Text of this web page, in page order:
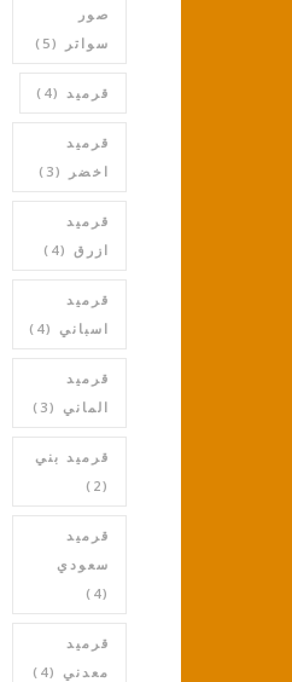
صور
سواتر
(5)
قرميد (4)
قرميد
اخضر
(3)
قرميد
ازرق (4)
قرميد
اسباني (4)
قرميد
الماني (3)
قرميد بني
(2)
قرميد
سعودي
(4)
قرميد
معدني (4)